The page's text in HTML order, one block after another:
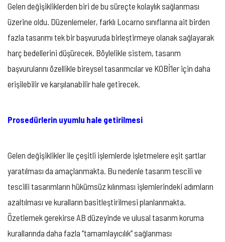
Gelen değişikliklerden biri de bu süreçte kolaylık sağlanması
üzerine oldu. Düzenlemeler, farklı Locarno sınıflarına ait birden
fazla tasarımı tek bir başvuruda birleştirmeye olanak sağlayarak
harç bedellerini düşürecek. Böylelikle sistem, tasarım
başvurularını özellikle bireysel tasarımcılar ve KOBİ’ler için daha
erişilebilir ve karşılanabilir hale getirecek.
Prosedürlerin uyumlu hale getirilmesi
Gelen değişiklikler ile çeşitli işlemlerde işletmelere eşit şartlar
yaratılması da amaçlanmakta. Bu nedenle tasarım tescili ve
tescilli tasarımların hükümsüz kılınması işlemlerindeki adımların
azaltılması ve kuralların basitleştirilmesi planlanmakta.
Özetlemek gerekirse AB düzeyinde ve ulusal tasarım koruma
kurallarında daha fazla ‘’tamamlayıcılık’’ sağlanması